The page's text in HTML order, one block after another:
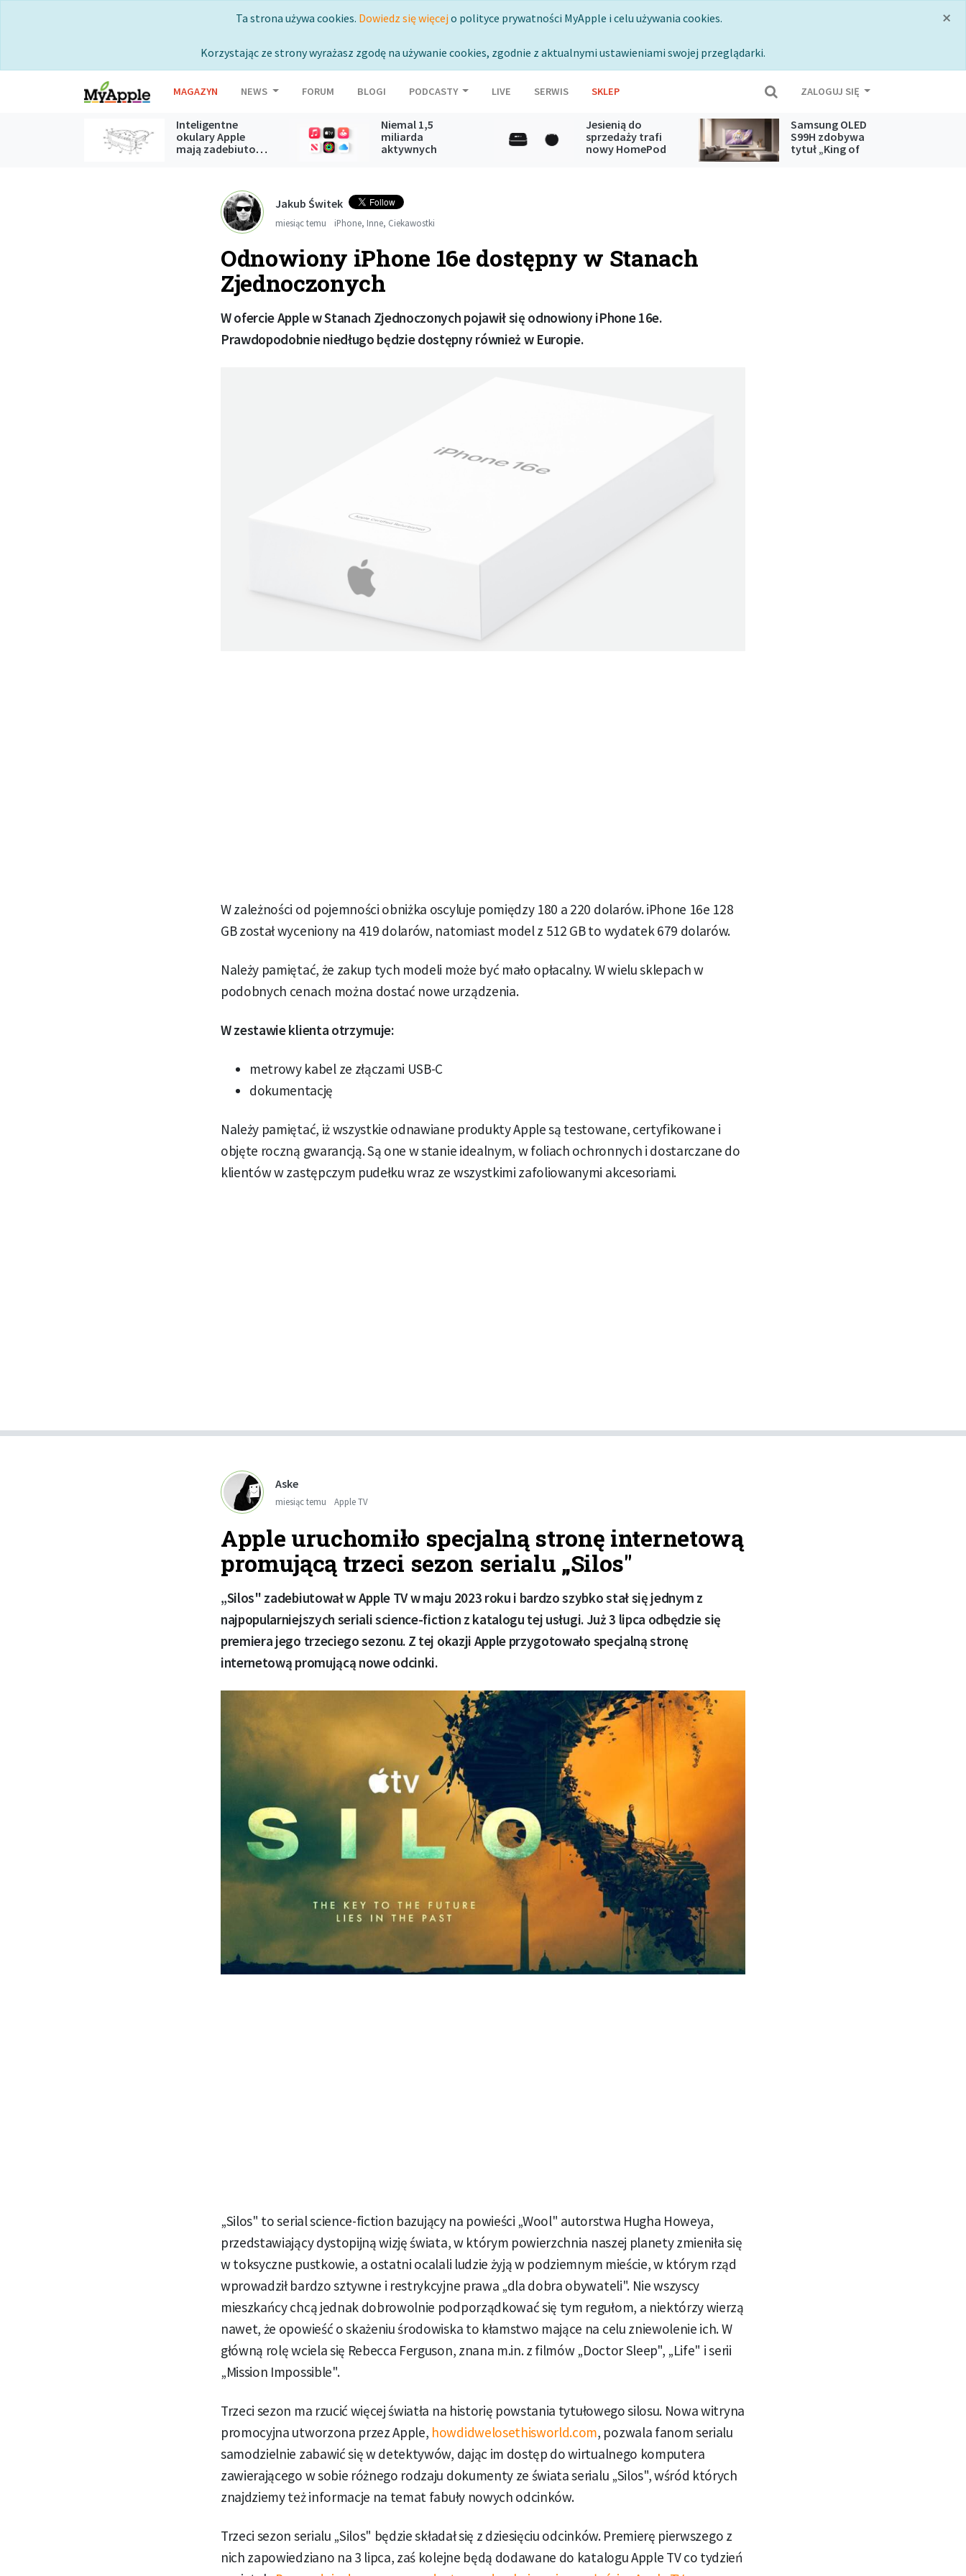
×
Ta strona używa cookies. Dowiedz się więcej o polityce prywatności MyApple i celu używania cookies.
Korzystając ze strony wyrażasz zgodę na używanie cookies, zgodnie z aktualnymi ustawieniami swojej przeglądarki.
MAGAZYN NEWS FORUM BLOGI PODCASTY LIVE SERWIS SKLEP ZALOGUJ SIĘ
Inteligentne
okulary Apple
mają zadebiutować podczas
WWDC 2027
Niemal 1,5
miliarda
aktywnych
Jesienią do
sprzedaży trafi
nowy HomePod
Samsung OLED
S99H zdobywa
tytuł „King of
Jakub Świtek
miesiąc temu iPhone, Inne, Ciekawostki
Odnowiony iPhone 16e dostępny w Stanach
Zjednoczonych
W ofercie Apple w Stanach Zjednoczonych pojawił się odnowiony iPhone 16e.
Prawdopodobnie niedługo będzie dostępny również w Europie.
W zależności od pojemności obniżka oscyluje pomiędzy 180 a 220 dolarów. iPhone 16e 128
GB został wyceniony na 419 dolarów, natomiast model z 512 GB to wydatek 679 dolarów.
Należy pamiętać, że zakup tych modeli może być mało opłacalny. W wielu sklepach w
podobnych cenach można dostać nowe urządzenia.
W zestawie klienta otrzymuje:
metrowy kabel ze złączami USB-C
dokumentację
Należy pamiętać, iż wszystkie odnawiane produkty Apple są testowane, certyfikowane i
objęte roczną gwarancją. Są one w stanie idealnym, w foliach ochronnych i dostarczane do
klientów w zastępczym pudełku wraz ze wszystkimi zafoliowanymi akcesoriami.
Aske
miesiąc temu Apple TV
Apple uruchomiło specjalną stronę internetową
promującą trzeci sezon serialu „Silos"
„Silos" zadebiutował w Apple TV w maju 2023 roku i bardzo szybko stał się jednym z
najpopularniejszych seriali science-fiction z katalogu tej usługi. Już 3 lipca odbędzie się
premiera jego trzeciego sezonu. Z tej okazji Apple przygotowało specjalną stronę
internetową promującą nowe odcinki.
„Silos" to serial science-fiction bazujący na powieści „Wool" autorstwa Hugha Howeya,
przedstawiający dystopijną wizję świata, w którym powierzchnia naszej planety zmieniła się
w toksyczne pustkowie, a ostatni ocalali ludzie żyją w podziemnym mieście, w którym rząd
wprowadził bardzo sztywne i restrykcyjne prawa „dla dobra obywateli". Nie wszyscy
mieszkańcy chcą jednak dobrowolnie podporządkować się tym regułom, a niektórzy wierzą
nawet, że opowieść o skażeniu środowiska to kłamstwo mające na celu zniewolenie ich. W
główną rolę wciela się Rebecca Ferguson, znana m.in. z filmów „Doctor Sleep", „Life" i serii
„Mission Impossible".
Trzeci sezon ma rzucić więcej światła na historię powstania tytułowego silosu. Nowa witryna
promocyjna utworzona przez Apple, howdidwelosethisworld.com, pozwala fanom serialu
samodzielnie zabawić się w detektywów, dając im dostęp do wirtualnego komputera
zawierającego w sobie różnego rodzaju dokumenty ze świata serialu „Silos", wśród których
znajdziemy też informacje na temat fabuły nowych odcinków.
Trzeci sezon serialu „Silos" będzie składał się z dziesięciu odcinków. Premierę pierwszego z
nich zapowiedziano na 3 lipca, zaś kolejne będą dodawane do katalogu Apple TV co tydzień